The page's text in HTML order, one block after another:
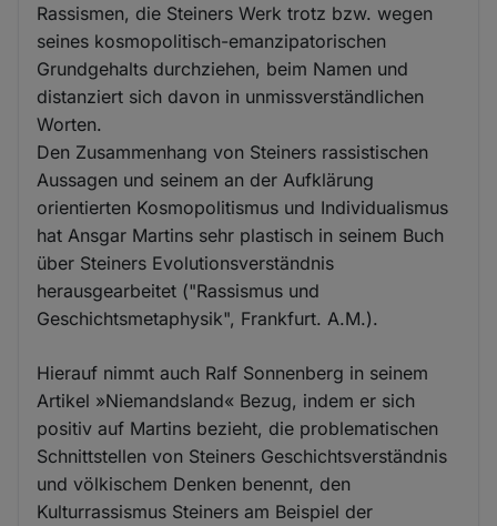
Rassismen, die Steiners Werk trotz bzw. wegen
seines kosmopolitisch-emanzipatorischen
Grundgehalts durchziehen, beim Namen und
distanziert sich davon in unmissverständlichen
Worten.
Den Zusammenhang von Steiners rassistischen
Aussagen und seinem an der Aufklärung
orientierten Kosmopolitismus und Individualismus
hat Ansgar Martins sehr plastisch in seinem Buch
über Steiners Evolutionsverständnis
herausgearbeitet ("Rassismus und
Geschichtsmetaphysik", Frankfurt. A.M.).
Hierauf nimmt auch Ralf Sonnenberg in seinem
Artikel »Niemandsland« Bezug, indem er sich
positiv auf Martins bezieht, die problematischen
Schnittstellen von Steiners Geschichtsverständnis
und völkischem Denken benennt, den
Kulturrassismus Steiners am Beispiel der